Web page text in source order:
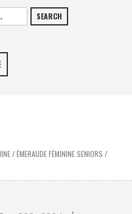
SEARCH
/ÉMERAUDE FÉMININE SENIORS /